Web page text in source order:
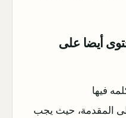
أيضا على
المقدمة، حيث يجب